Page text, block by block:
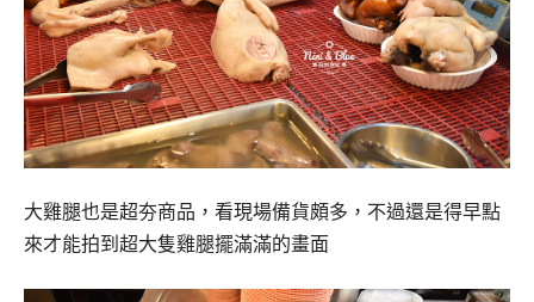
大雞腿也是超夯商品，看現場備貨頗多，不過還是得早點
來才能拍到超大隻雞腿擺滿滿的畫面